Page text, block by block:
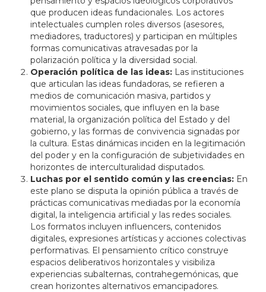
que producen ideas fundacionales. Los actores
intelectuales cumplen roles diversos (asesores,
mediadores, traductores) y participan en múltiples
formas comunicativas atravesadas por la
polarización política y la diversidad social.
Operación política de las ideas: Las instituciones
que articulan las ideas fundadoras, se refieren a
medios de comunicación masiva, partidos y
movimientos sociales, que influyen en la base
material, la organización política del Estado y del
gobierno, y las formas de convivencia signadas por
la cultura. Estas dinámicas inciden en la legitimación
del poder y en la configuración de subjetividades en
horizontes de interculturalidad disputados.
Luchas por el sentido común y las creencias: En
este plano se disputa la opinión pública a través de
prácticas comunicativas mediadas por la economía
digital, la inteligencia artificial y las redes sociales.
Los formatos incluyen influencers, contenidos
digitales, expresiones artísticas y acciones colectivas
performativas. El pensamiento crítico construye
espacios deliberativos horizontales y visibiliza
experiencias subalternas, contrahegemónicas, que
crean horizontes alternativos emancipadores.